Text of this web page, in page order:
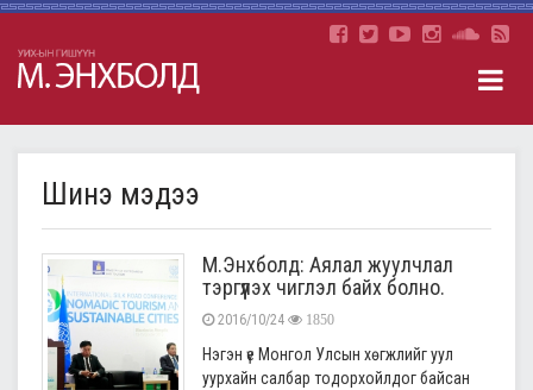
Шинэ мэдээ
М.Энхболд: Аялал жуулчлал
тэргүүлэх чиглэл байх болно.
2016/10/24 1850
Нэгэн үе Монгол Улсын хөгжлийг уул
уурхайн салбар тодорхойлдог байсан